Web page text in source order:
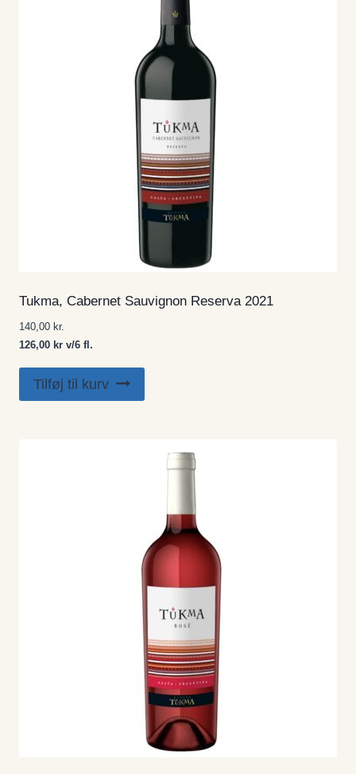
Tukma, Cabernet Sauvignon Reserva 2021
140,00 kr.
126,00 kr v/6 fl.
Tilføj til kurv